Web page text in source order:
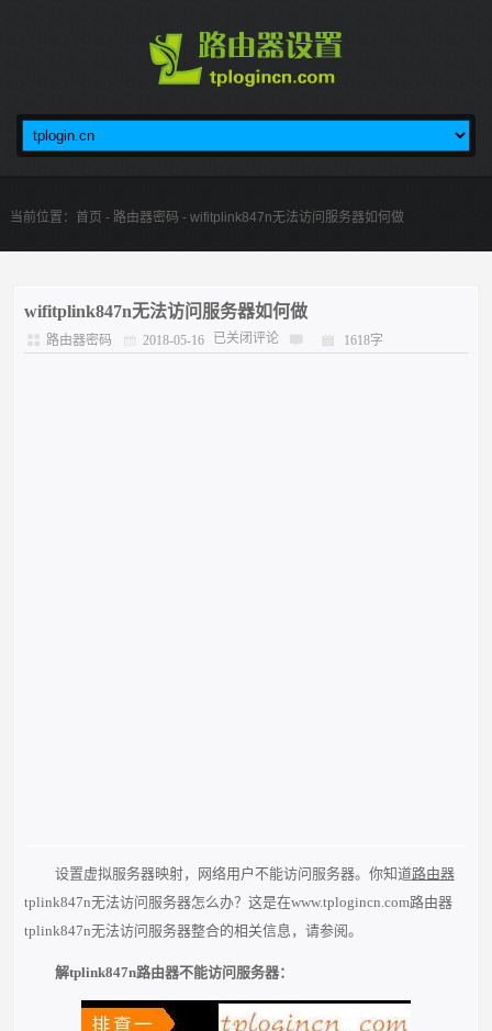
当前位置： 首页 - 路由器密码 - wifitplink847n无法访问服务器如何做
wifitplink847n无法访问服务器如何做
路由器密码 2018-05-16 已关闭评论 1618字
设置虚拟服务器映射，网络用户不能访问服务器。你知道路由器
tplink847n无法访问服务器怎么办？这是在www.tplogincn.com路由器
tplink847n无法访问服务器整合的相关信息，请参阅。
解tplink847n路由器不能访问服务器：